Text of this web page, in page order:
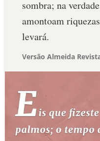
sombra; na
amontoam
levará.
Versão Almeida